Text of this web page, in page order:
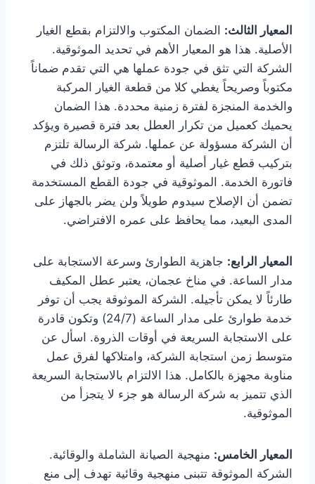
المعيار الثالث: الضمان المكتوب والالتزام بقطع الغيار
الأصلية. هذا هو المعيار الأهم في تحديد الموثوقية.
الشركة التي تثق في جودة عملها هي التي تقدم ضماناً
مكتوباً وصريحاً يغطي كلا من قطعة الغيار المركبة
والخدمة المنجزة لفترة زمنية محددة. هذا الضمان
يحميك كعميل من تكرار العطل بعد فترة قصيرة ويؤكد
أن الشركة مسؤولة عن عملها. شركة الرسالة تلتزم
بتركيب قطع غيار أصلية أو معتمدة، وتوثق ذلك في
فاتورة الخدمة. الموثوقية في جودة القطع المستخدمة
تضمن أن الإصلاح سيدوم طويلاً ولن يضر بالجهاز على
المدى البعيد، مما يحافظ على عمره الافتراضي.
المعيار الرابع: جاهزية الطوارئ وسرعة الاستجابة على
مدار الساعة. في مناخ عجمان، يعتبر عطل المكيف
طارئاً لا يمكن تأجيله. الشركة الموثوقة يجب أن توفر
خدمة طوارئ على مدار الساعة (24/7) وتكون قادرة
على الاستجابة السريعة في أوقات الذروة. اسأل عن
متوسط زمن استجابة الشركة، وامتلاكها لفرق عمل
مناوبة مجهزة بالكامل. هذا الالتزام بالاستجابة السريعة
الذي تتميز به شركة الرسالة هو جزء لا يتجزأ من
الموثوقية.
المعيار الخامس: منهجية الصيانة الشاملة والوقائية.
الشركة الموثوقة تتبنى منهجية وقائية تهدف إلى منع